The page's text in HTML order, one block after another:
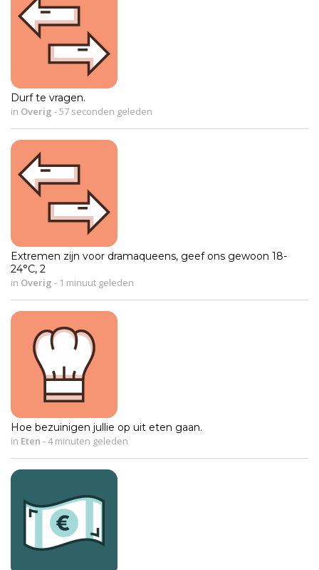
Durf te vragen.
in Overig -57 seconden geleden
Extremen zijn voor dramaqueens, geef ons gewoon 18-
24°C, 2
in Overig - 1 minuut geleden
Hoe bezuinigen jullie op uit eten gaan.
in Eten -4 minuten geleden